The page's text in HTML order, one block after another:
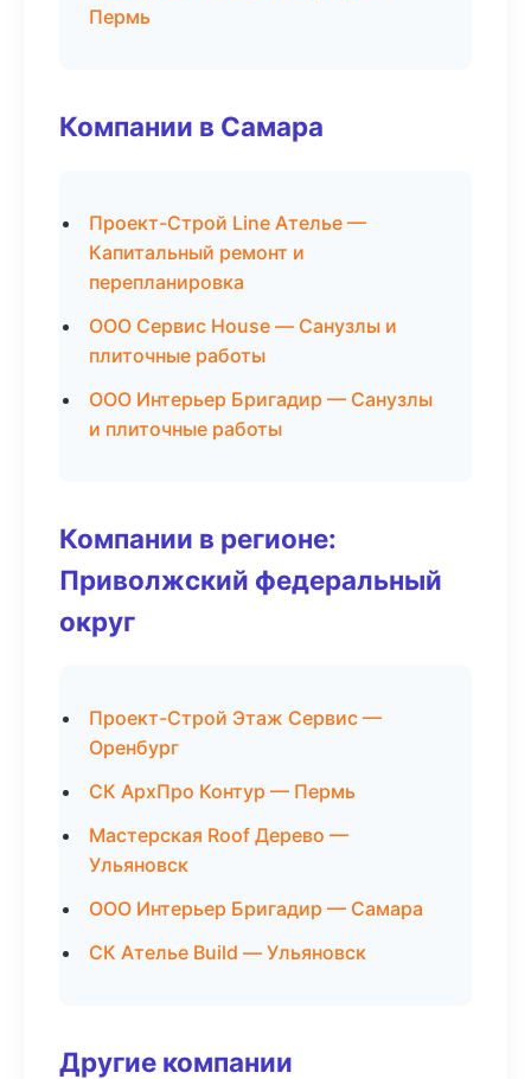
Пермь
Компании в Самара
Проект-Строй Line Ателье —
Капитальный ремонт и
перепланировка
ООО Сервис House — Санузлы и
плиточные работы
ООО Интерьер Бригадир — Санузлы
и плиточные работы
Компании в регионе:
Приволжский федеральный
округ
Проект-Строй Этаж Сервис —
Оренбург
СК АрхПро Контур — Пермь
Мастерская Roof Дерево —
Ульяновск
ООО Интерьер Бригадир — Самара
СК Ателье Build — Ульяновск
Другие компании